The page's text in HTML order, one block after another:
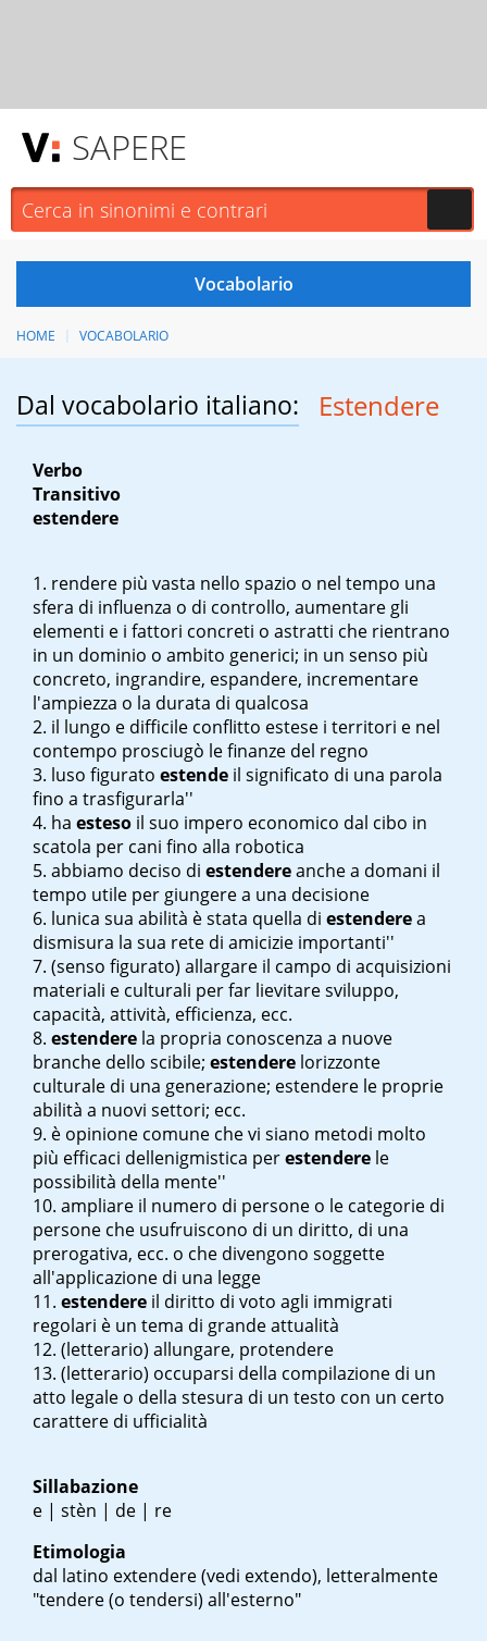
SAPERE
HOME VOCABOLARIO
Dal vocabolario italiano: Estendere
Verbo
Transitivo
estendere
rendere più vasta nello spazio o nel tempo una
sfera di influenza o di controllo, aumentare gli
elementi e i fattori concreti o astratti che rientrano
in un dominio o ambito generici; in un senso più
concreto, ingrandire, espandere, incrementare
l'ampiezza o la durata di qualcosa
il lungo e difficile conflitto estese i territori e nel
contempo prosciugò le finanze del regno
luso figurato estende il significato di una parola
fino a trasfigurarla''
ha esteso il suo impero economico dal cibo in
scatola per cani fino alla robotica
abbiamo deciso di estendereanche a domani il
tempo utile per giungere a una decisione
lunica sua abilità è stata quella di estenderea
dismisura la sua rete di amicizie importanti''
(senso figurato) allargare il campo di acquisizioni
materiali e culturali per far lievitare sviluppo,
capacità, attività, efficienza, ecc.
estendere la propria conoscenza a nuove
branche dello scibile; estendere lorizzonte
culturale di una generazione; estendere le proprie
abilità a nuovi settori; ecc.
è opinione comune che vi siano metodi molto
più efficaci dellenigmistica perestendere le
possibilità della mente''
ampliare il numero di persone o le categorie di
persone che usufruiscono di un diritto, di una
prerogativa, ecc. o che divengono soggette
all'applicazione di una legge
estendere il diritto di voto agli immigrati
regolari è un tema di grande attualità
(letterario) allungare, protendere
(letterario) occuparsi della compilazione di un
atto legale o della stesura di un testo con un certo
carattere di ufficialità
Sillabazione
e | stèn | de | re
Etimologia
dal latino extendere(vedi extendo), letteralmente
"tendere (o tendersi) all'esterno"